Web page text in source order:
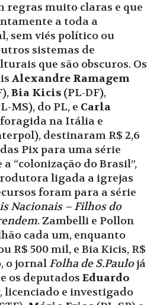
regras muito claras e que
a toda a
sem viés político ou
sistemas de
que são obscuros. Os
Alexandre Ramagem
Bia Kicis (PL-DF),
MS), do PL, e Carla
foragida na Itália e
destinaram R$ 2,6
Pix para uma série
“colonização do Brasil”,
ligada a igrejas
foram para a série
Nacionais – Filhos do
. Zambelli e Pollon
cada um, enquanto
R$ 500 mil, e Bia Kicis, R$
o jornal Folha de S.Paulojá
os deputados Eduardo
licenciado e investigado